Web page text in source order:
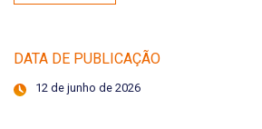
DATA DE PUBLICAÇÃO
12 de junho de 2026